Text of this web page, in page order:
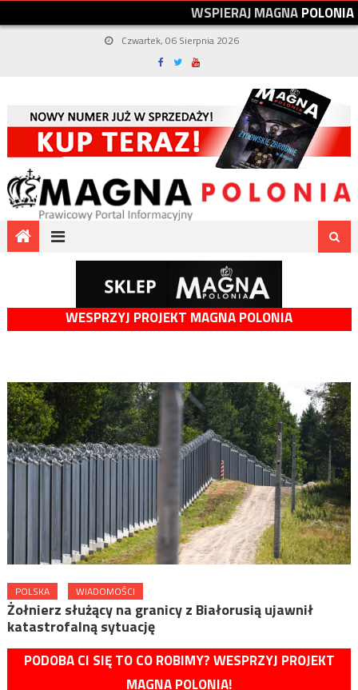
WSPIERAJMAGNAPOLONIA
Czwartek, 06 Sierpnia 2026
WESPRZYJ PROJEKT MAGNA POLONIA
POLSKA WIADOMOŚCI
Żołnierz służący na granicy z Białorusią ujawnił
katastrofalną sytuację
PODOBA CI SIĘ TO CO ROBIMY? WESPRZYJ PROJEKT
MAGNA POLONIA!